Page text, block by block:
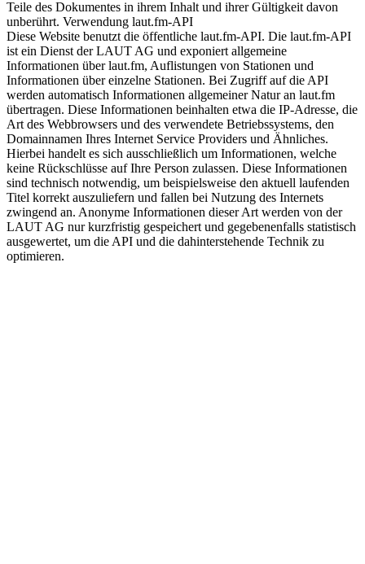
Teile des Dokumentes in ihrem Inhalt und ihrer Gültigkeit davon
unberührt. Verwendung laut.fm-API
Diese Website benutzt die öffentliche laut.fm-API. Die laut.fm-API
ist ein Dienst der LAUT AG und exponiert allgemeine
Informationen über laut.fm, Auflistungen von Stationen und
Informationen über einzelne Stationen. Bei Zugriff auf die API
werden automatisch Informationen allgemeiner Natur an laut.fm
übertragen. Diese Informationen beinhalten etwa die IP-Adresse, die
Art des Webbrowsers und des verwendete Betriebssystems, den
Domainnamen Ihres Internet Service Providers und Ähnliches.
Hierbei handelt es sich ausschließlich um Informationen, welche
keine Rückschlüsse auf Ihre Person zulassen. Diese Informationen
sind technisch notwendig, um beispielsweise den aktuell laufenden
Titel korrekt auszuliefern und fallen bei Nutzung des Internets
zwingend an. Anonyme Informationen dieser Art werden von der
LAUT AG nur kurzfristig gespeichert und gegebenenfalls statistisch
ausgewertet, um die API und die dahinterstehende Technik zu
optimieren.